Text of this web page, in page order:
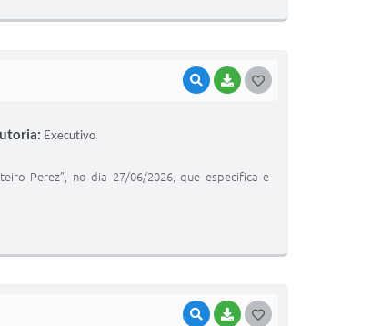
VISUALIZAR
BAIXAR
Executivo
Perez”, no dia 27/06/2026, que especifica e
VISUALIZAR
BAIXAR